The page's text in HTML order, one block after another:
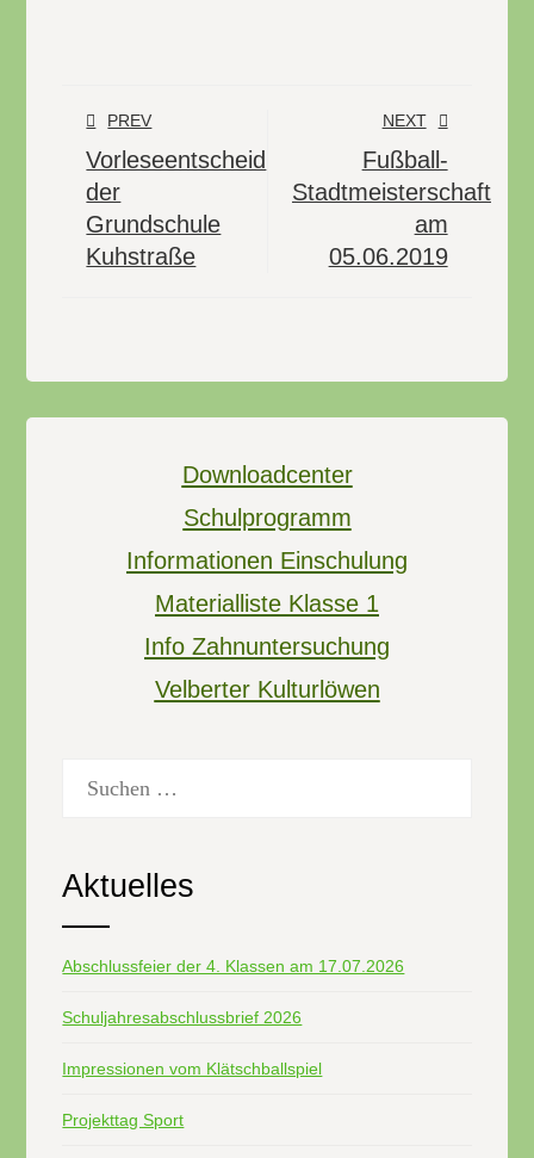
PREV
Vorleseentscheid
der
Grundschule
Kuhstraße
NEXT
Fußball-
Stadtmeisterschaft
am
05.06.2019
Downloadcenter
Schulprogramm
Informationen Einschulung
Materialliste Klasse 1
Info Zahnuntersuchung
Velberter Kulturlöwen
nach:
Aktuelles
Abschlussfeier der 4. Klassen am 17.07.2026
Schuljahresabschlussbrief 2026
Impressionen vom Klätschballspiel
Projekttag Sport